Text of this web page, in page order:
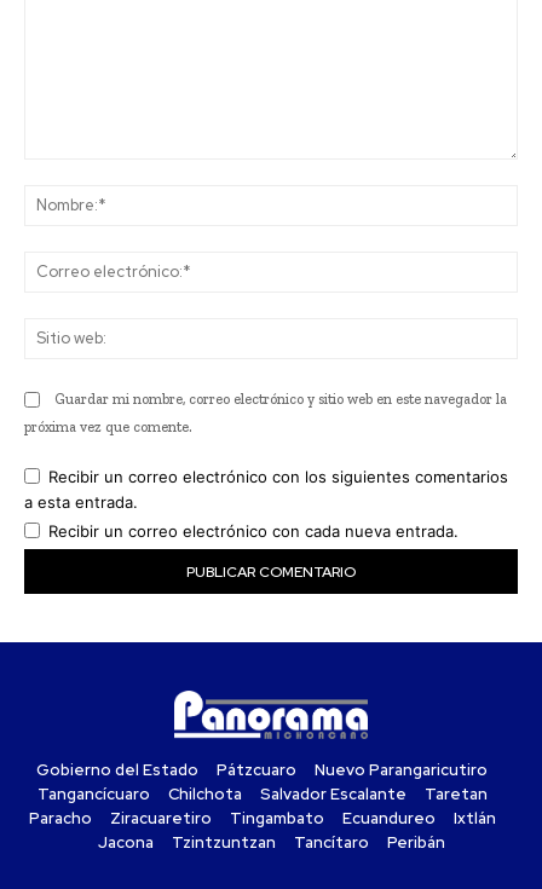
Guardar mi nombre, correo electrónico y sitio web en este navegador la
próxima vez que comente.
Recibir un correo electrónico con los siguientes comentarios
a esta entrada.
Recibir un correo electrónico con cada nueva entrada.
Gobierno del Estado Pátzcuaro
Nuevo Parangaricutiro
Tangancícuaro
Chilchota Salvador Escalante
Taretan
Paracho
Ziracuaretiro Tingambato Ecuandureo
Ixtlán
Jacona
Tzintzuntzan Tancítaro Peribán